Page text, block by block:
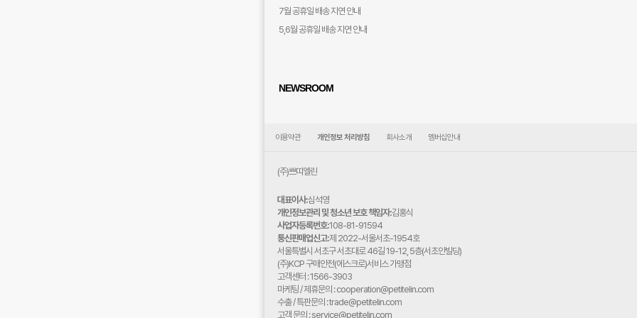
7월 공휴일 배송 지연 안내
5,6월 공휴일 배송 지연 안내
NEWSROOM
이용약관 개인정보 처리방침 회사소개 멤버십안내
(주)쁘띠엘린
대표이사:심석영
개인정보관리 및 청소년 보호 책임자:김홍식
사업자등록번호:108-81-91594
통신판매업신고:제 2022-서울서초-1954호
주
소:
서울특별시 서초구 서초대로 46길 19-12, 5층(서초안빌딩)
(주)KCP 구매안전(에스크로)서비스 가맹점
고객센터 : 1566-3903
마케팅 / 제휴문의 : cooperation@petitelin.com
수출 / 특판문의 : trade@petitelin.com
고객 문의 : service@petitelin.com